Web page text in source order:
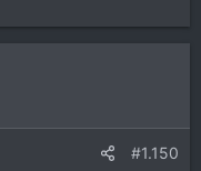
#1.150